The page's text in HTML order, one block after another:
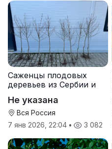
Саженцы плодовых
деревьев из Сербии и
Не указана
Вся Россия
7 янв 2026, 22:04 • 3 082